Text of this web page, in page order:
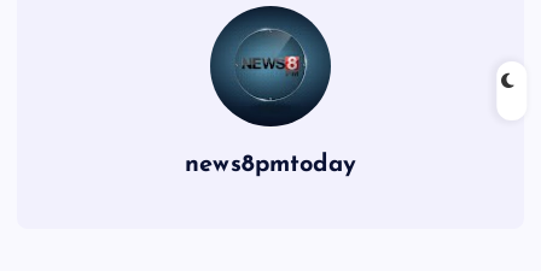
news8pmtoday